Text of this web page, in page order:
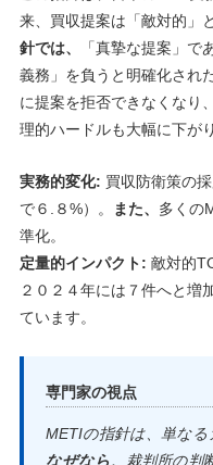
来、買収提案は「敵対的」
針では、
「真摯な提案」で
義務」を負うと明確化され
に提案を拒否できなくなり
理的ハードルも大幅に下が
実務的変化: 買収防衛策の
で６.８%）。
また、 多くの
準化。
定量的インパクト: 敵対的
２０２４年には７件へと増
ています。
専門家の視点
METIの指針は、単な
なぜなら、 裁判所の判